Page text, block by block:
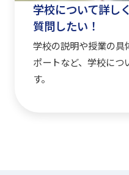
学校について詳し
質問したい！
学校の説明や授業の具
ポートなど、学校につ
す。